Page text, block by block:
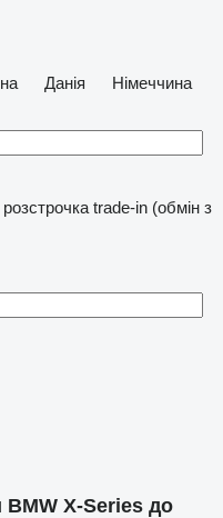
Данія
Німеччина
розстрочка trade-in (обмін з
BMW X-Series до